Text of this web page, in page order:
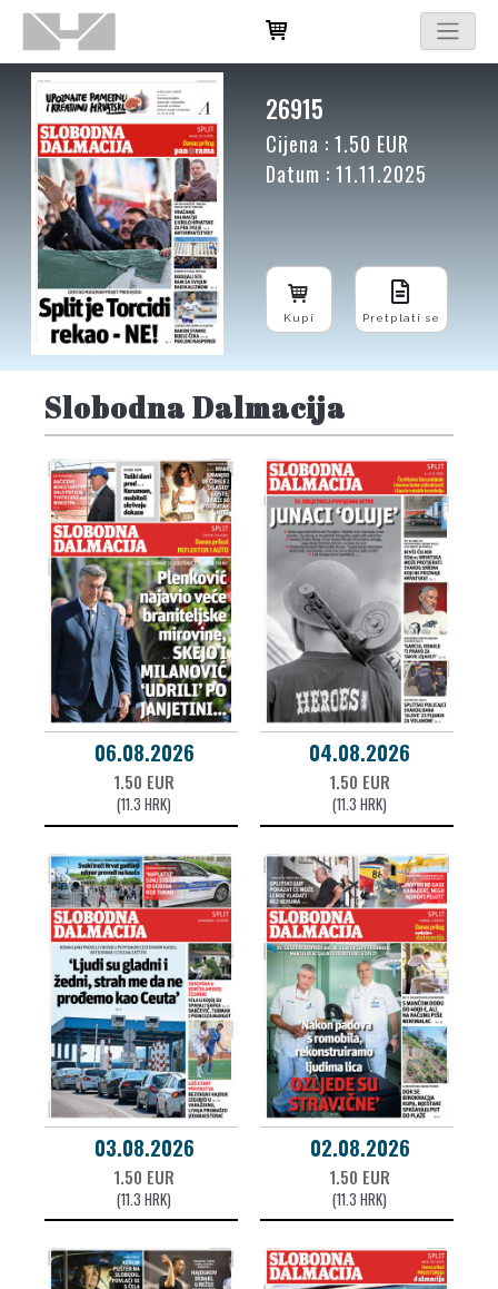
26915
Cijena : 1.50 EUR
Datum : 11.11.2025
Kupi Pretplati se
Slobodna Dalmacija
06.08.2026
1.50 EUR
(11.3 HRK)
04.08.2026
1.50 EUR
(11.3 HRK)
03.08.2026
1.50 EUR
(11.3 HRK)
02.08.2026
1.50 EUR
(11.3 HRK)